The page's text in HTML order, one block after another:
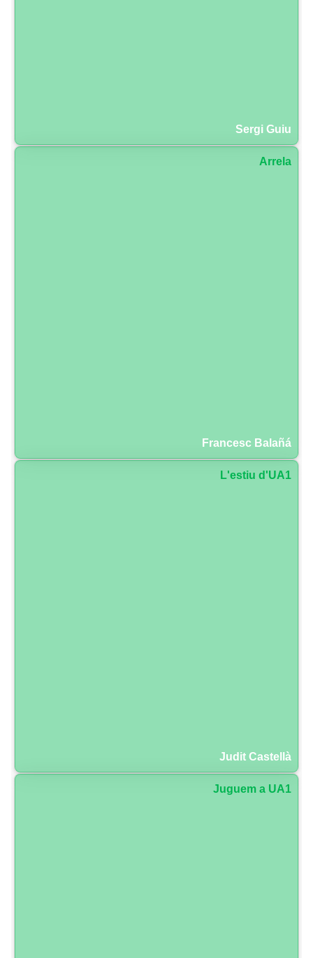
Sergi Guiu
Arrela
Francesc Balañá
L'estiu d'UA1
Judit Castellà
Juguem a UA1